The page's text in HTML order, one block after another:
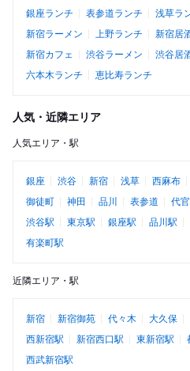
銀座ランチ
表参道ランチ 浅草ラ
新宿ラーメン
上野ランチ 新宿居
新宿カフェ
渋谷ラーメン 渋谷居
六本木ランチ
恵比寿ランチ
人気・近隣エリア
人気エリア・駅
銀座 渋谷 新宿 浅草 西麻布
御徒町
神田 品川 表参道 代
渋谷駅
東京駅 銀座駅 品川駅
有楽町駅
近隣エリア・駅
新宿 新宿御苑 代々木 大久保
西新宿駅
新宿西口駅 東新宿駅
西武新宿駅